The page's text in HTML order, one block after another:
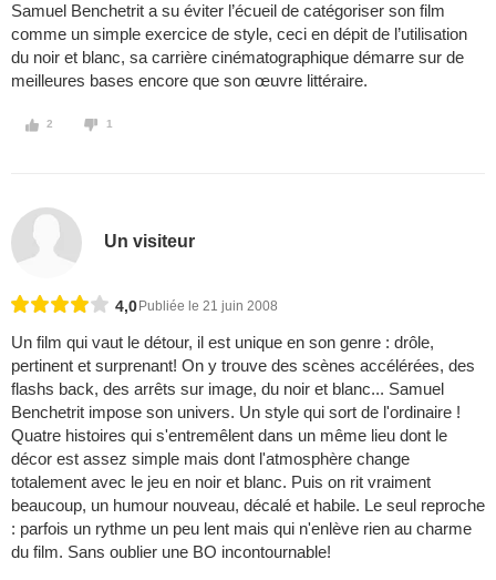
Samuel Benchetrit a su éviter l’écueil de catégoriser son film
comme un simple exercice de style, ceci en dépit de l’utilisation
du noir et blanc, sa carrière cinématographique démarre sur de
meilleures bases encore que son œuvre littéraire.
2 1
Un visiteur
4,0 Publiée le 21 juin 2008
Un film qui vaut le détour, il est unique en son genre : drôle,
pertinent et surprenant! On y trouve des scènes accélérées, des
flashs back, des arrêts sur image, du noir et blanc... Samuel
Benchetrit impose son univers. Un style qui sort de l'ordinaire !
Quatre histoires qui s'entremêlent dans un même lieu dont le
décor est assez simple mais dont l'atmosphère change
totalement avec le jeu en noir et blanc. Puis on rit vraiment
beaucoup, un humour nouveau, décalé et habile. Le seul reproche
: parfois un rythme un peu lent mais qui n'enlève rien au charme
du film. Sans oublier une BO incontournable!